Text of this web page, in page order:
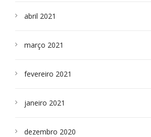
abril 2021
março 2021
fevereiro 2021
janeiro 2021
dezembro 2020